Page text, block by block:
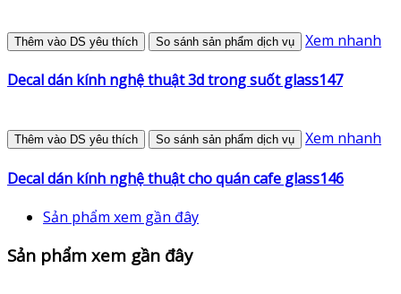
Thêm vào DS yêu thích So sánh sản phẩm dịch vụ Xem nhanh
Decal dán kính nghệ thuật 3d trong suốt glass147
Thêm vào DS yêu thích So sánh sản phẩm dịch vụ Xem nhanh
Decal dán kính nghệ thuật cho quán cafe glass146
Sản phẩm xem gần đây
Sản phẩm xem gần đây